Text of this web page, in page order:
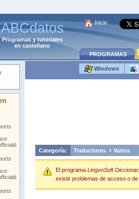
ABCdatos
Programasytutoriales
en castellano
Inicio
PROGRAMAS
Windows
Categoría: Traductores Varios
El programa LingvoSoft
existir problemas de acceso o